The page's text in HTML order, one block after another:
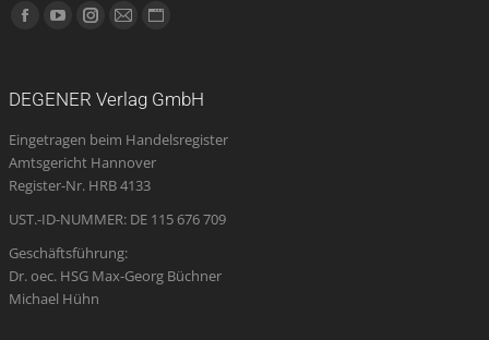
Finden Sie uns auf:
Facebook
new
window
YouTube
new
window
Instagram
new
window
E-
opens
in
new
Website
new
DEGENER Verlag GmbH
Eingetragen beim Handelsregister
Amtsgericht Hannover
Register-Nr. HRB 4133
UST.-ID-NUMMER: DE 115 676 709
Geschäftsführung:
Dr. oec. HSG Max-Georg Büchner
Michael Hühn